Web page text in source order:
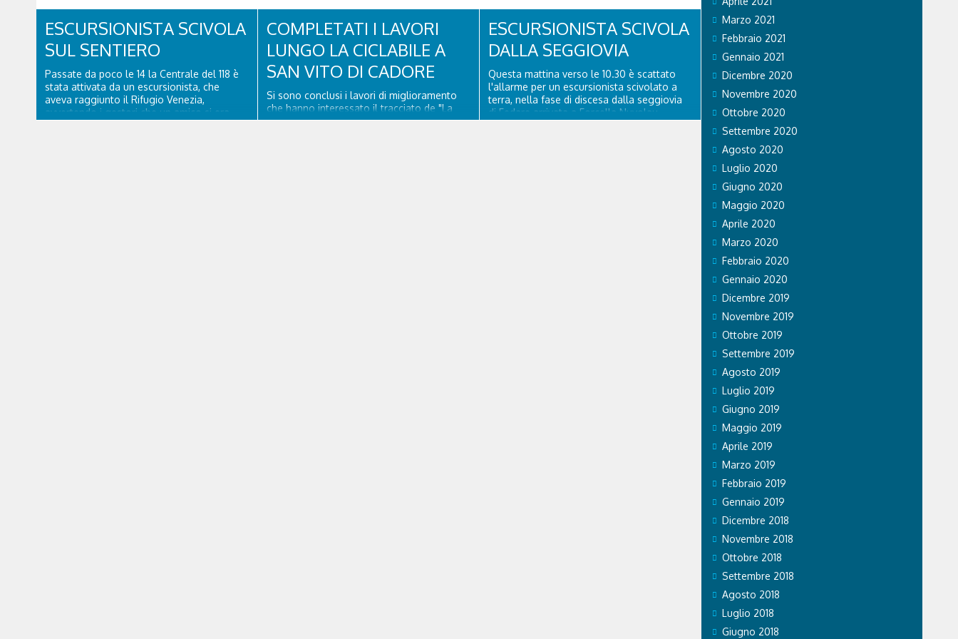
ESCURSIONISTA SCIVOLA
SUL SENTIERO
Passate da poco le 14 la Centrale del 118 è
stata attivata da un escursionista, che
aveva raggiunto il Rifugio Venezia,
avvertendo i gestori che un amico si era
COMPLETATI I LAVORI
LUNGO LA CICLABILE A
SAN VITO DI CADORE
Si sono conclusi i lavori di miglioramento
che hanno interessato il tracciato de "La
lunga via delel Dolomiti" a San Vito di
ESCURSIONISTA SCIVOLA
DALLA SEGGIOVIA
Questa mattina verso le 10.30 è scattato
l'allarme per un escursionista scivolato a
terra, nella fase di discesa dalla seggiovia
di Fedare arrivata a Forcella Nuvolau.
Marzo 2021
Febbraio 2021
Gennaio 2021
Dicembre 2020
Novembre 2020
Ottobre 2020
Settembre 2020
Agosto 2020
Luglio 2020
Giugno 2020
Maggio 2020
Aprile 2020
Marzo 2020
Febbraio 2020
Gennaio 2020
Dicembre 2019
Novembre 2019
Ottobre 2019
Settembre 2019
Agosto 2019
Luglio 2019
Giugno 2019
Maggio 2019
Aprile 2019
Marzo 2019
Febbraio 2019
Gennaio 2019
Dicembre 2018
Novembre 2018
Ottobre 2018
Settembre 2018
Agosto 2018
Luglio 2018
Giugno 2018